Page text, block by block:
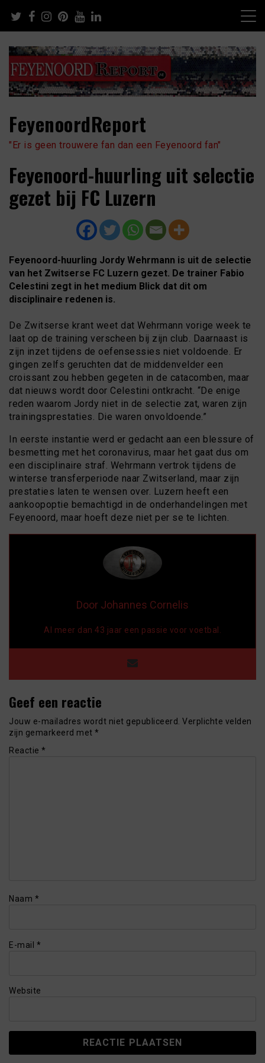
content
FeyenoordReport
"Er is geen trouwere fan dan een Feyenoord fan"
Feyenoord-huurling uit selectie
gezet bij FC Luzern
Feyenoord-huurling Jordy Wehrmann is uit de selectie
van het Zwitserse FC Luzern gezet. De trainer Fabio
Celestini zegt in het medium Blick dat dit om
disciplinaire redenen is.
De Zwitserse krant weet dat Wehrmann vorige week te
laat op de training verscheen bij zijn club. Daarnaast is
zijn inzet tijdens de oefensessies niet voldoende. Er
gingen zelfs geruchten dat de middenvelder een
croissant zou hebben gegeten in de catacomben, maar
dat nieuws wordt door Celestini ontkracht. “De enige
reden waarom Jordy niet in de selectie zat, waren zijn
trainingsprestaties. Die waren onvoldoende.”
In eerste instantie werd er gedacht aan een blessure of
besmetting met het coronavirus, maar het gaat dus om
een disciplinaire straf. Wehrmann vertrok tijdens de
winterse transferperiode naar Zwitserland, maar zijn
prestaties laten te wensen over. Luzern heeft een
aankoopoptie bemachtigd in de onderhandelingen met
Feyenoord, maar hoeft deze niet per se te lichten.
Door Johannes Cornelis
Al meer dan 43 jaar een passie voor voetbal.
Geef een reactie
Jouw e-mailadres wordt niet gepubliceerd. Verplichte velden
zijn gemarkeerd met *
Reactie *
Naam *
E-mail *
Website